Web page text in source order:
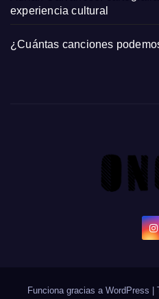
experiencia cultural
¿Cuántas canciones
Funciona gracias a WordPress |